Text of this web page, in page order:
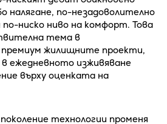
налягане, по-незадоволително
ниско ниво на комфорт. Това
тема в
жилищните проекти,
ежедневното изживяване
върху оценката на
технологии променя